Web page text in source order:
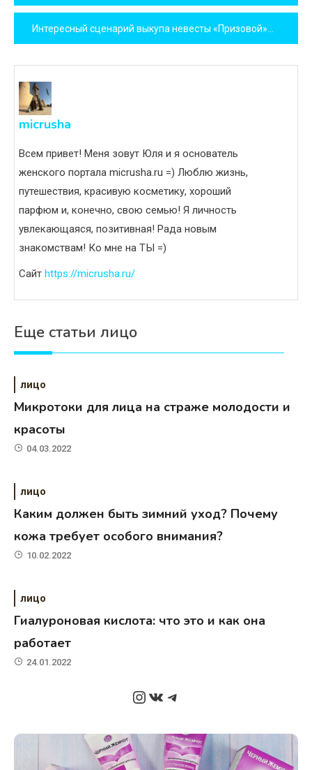
по
записям
Интересный сценарий выкупа невесты «Призовой»
micrusha
Всем привет! Меня зовут Юля и я основатель
женского портала micrusha.ru =) Люблю жизнь,
путешествия, красивую косметику, хороший
парфюм и, конечно, свою семью! Я личность
увлекающаяся, позитивная! Рада новым
знакомствам! Ко мне на ТЫ =)
Сайт https://micrusha.ru/
Еще статьи лицо
лицо
Микротоки для лица на страже молодости и
красоты
04.03.2022
лицо
Каким должен быть зимний уход? Почему
кожа требует особого внимания?
10.02.2022
лицо
Гиалуроновая кислота: что это и как она
работает
24.01.2022
Instagram
ВКонтакте
Telegram